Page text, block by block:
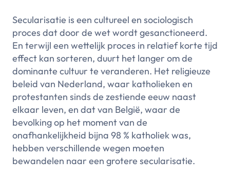
Secularisatie is een cultureel en sociologisch
proces dat door de wet wordt gesanctioneerd.
En terwijl een wettelijk proces in relatief korte tijd
effect kan sorteren, duurt het langer om de
dominante cultuur te veranderen. Het religieuze
beleid van Nederland, waar katholieken en
protestanten sinds de zestiende eeuw naast
elkaar leven, en dat van België, waar de
bevolking op het moment van de
onafhankelijkheid bijna 98 % katholiek was,
hebben verschillende wegen moeten
bewandelen naar een grotere secularisatie.